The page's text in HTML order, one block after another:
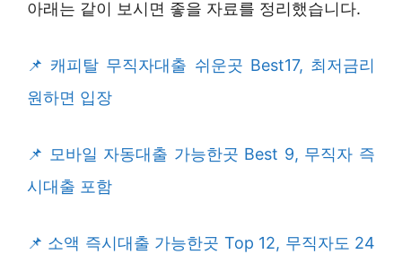
아래는 같이 보시면 좋을 자료를 정리했습니다.
캐피탈 무직자대출 쉬운곳 Best17, 최저금리
원하면 입장
모바일 자동대출 가능한곳 Best 9, 무직자 즉
시대출 포함
소액 즉시대출 가능한곳 Top 12, 무직자도 24